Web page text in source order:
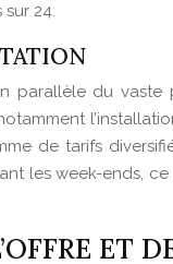
24.
parallèle du
de tarifs
les week-ends,
ET